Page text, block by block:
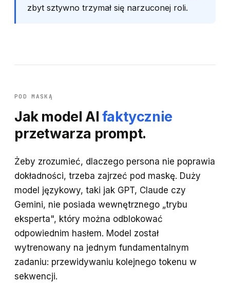
zbyt sztywno trzymał się narzuconej roli.
POD MASKĄ
Jak model AI faktycznie
przetwarza prompt.
Żeby zrozumieć, dlaczego persona nie poprawia
dokładności, trzeba zajrzeć pod maskę. Duży
model językowy, taki jak GPT, Claude czy
Gemini, nie posiada wewnętrznego „trybu
eksperta", który można odblokować
odpowiednim hasłem. Model został
wytrenowany na jednym fundamentalnym
zadaniu: przewidywaniu kolejnego tokenu w
sekwencji.